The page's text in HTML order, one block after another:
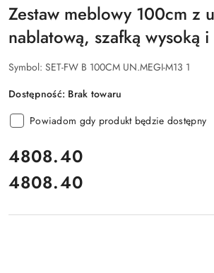
Zestaw meblowy 100cm z
nablatową, szafką wysoką
Symbol: SET-FW B 100CM UN.MEGI-M13 1
Dostępność: Brak towaru
Powiadom gdy produkt będzie dostępny
cena:
4808.40
Cena:
4808.40